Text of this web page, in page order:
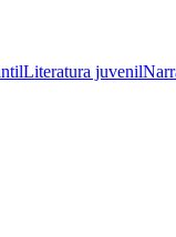
Literatura juvenil